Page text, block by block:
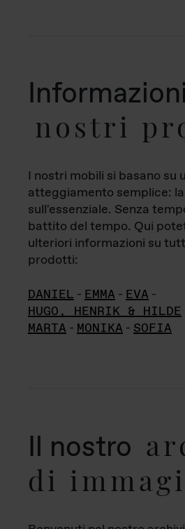
nostri
I nostri mobili si basano su
atteggiamento semplice:
sull'essenziale. Senza
battito del tempo. Qui
ulteriori informazioni su
prodotti:
DANIEL - EMMA - EVA -
HUGO, HENRIK & HILDE
MARTA - MONIKA - SOFIA
Il nostro
di